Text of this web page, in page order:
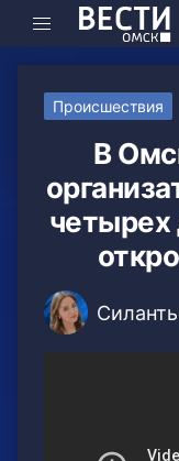
Происшествия
В
четырех